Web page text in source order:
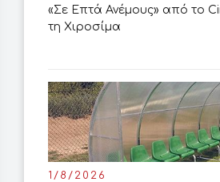
«Σε Επτά Ανέμους» από το
τη Χιροσίμα
1/8/2026